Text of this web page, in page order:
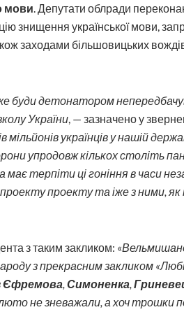
мови . Депутати облради
знищення української мови,
заходами більшовицьких
буди детонатором
України , — зазначено у
українців у нашій
упродовж кількох століть
терпіти ці гоніння в часи
проекту та іже з ними,
з таким закликом: «
з прекрасним закликом
Єфремова Симоненка
не зневажали, а хоч трошки